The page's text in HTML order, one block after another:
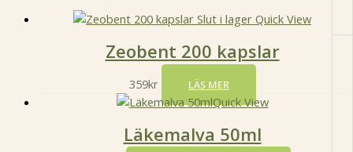
Slut i lager Quick View
Zeobent 200 kapslar
359kr LÄS MER
Quick View
Läkemalva 50ml